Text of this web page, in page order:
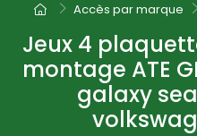
Accès par marque
Jeux 4
montage ATE
galaxy